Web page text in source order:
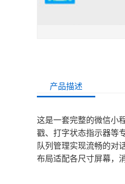
产品描述
这是一套完整的微信小
戳、打字状态指示器等
队列管理实现流畅的对
布局适配各尺寸屏幕，